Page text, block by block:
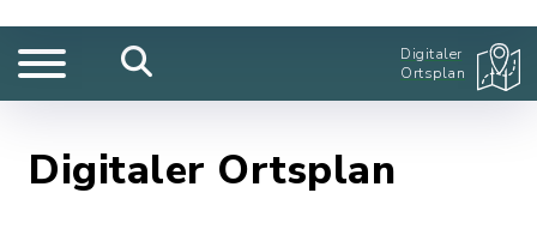
Digitaler
Ortsplan
Digitaler Ortsplan